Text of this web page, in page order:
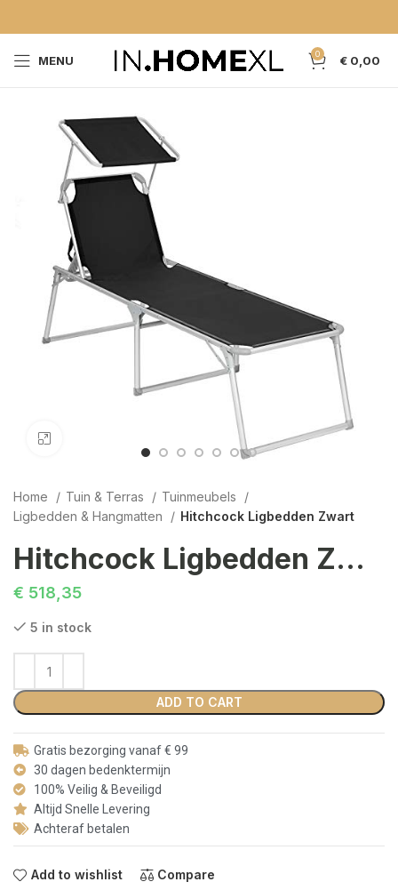
MENU 0 € 0,00
Home Tuin & Terras
Tuinmeubels
Ligbedden & Hangmatten
Hitchcock Ligbedden Zwart
Hitchcock Ligbedden Zwart
€ 518,35
5 in stock
ADD TO CART
Gratis bezorging vanaf € 99
30 dagen bedenktermijn
100% Veilig & Beveiligd
Altijd Snelle Levering
Achteraf betalen
Add to wishlist Compare